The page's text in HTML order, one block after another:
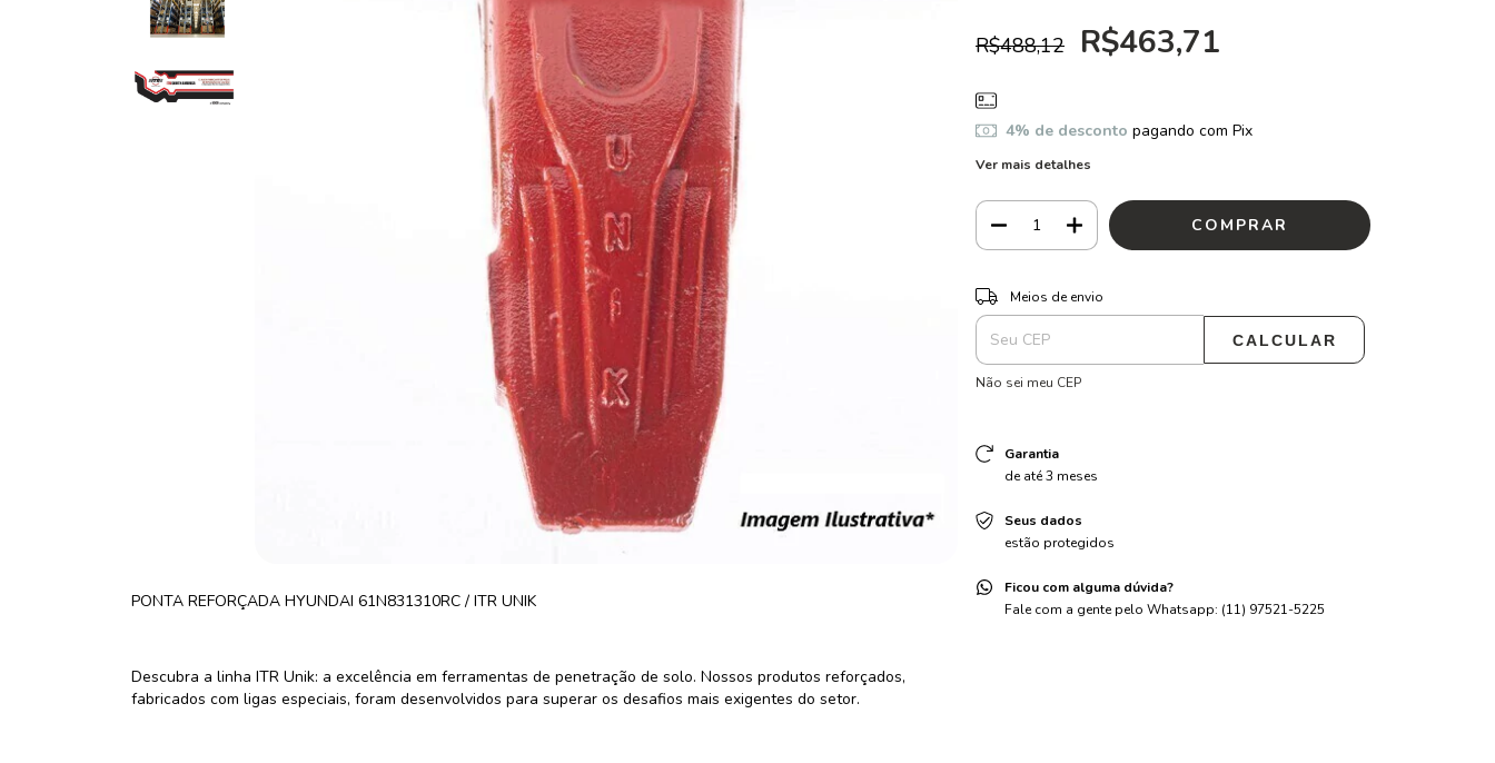
PONTA REFORÇADA HYUNDAI 61N831310RC / ITR UNIK
Descubra a linha ITR Unik: a excelência em ferramentas de penetração de solo. Nossos produtos reforçados,
fabricados com ligas especiais, foram desenvolvidos para superar os desafios mais exigentes do setor.
R$488,12 R$463,71
4% de desconto pagando com Pix
Ver mais detalhes
Entregas para o CEP:
Meios de envio
CALCULAR
Não sei meu CEP
Garantia
de até 3 meses
Seus dados
estão protegidos
Ficou com alguma dúvida?
Fale com a gente pelo Whatsapp: (11) 97521-5225